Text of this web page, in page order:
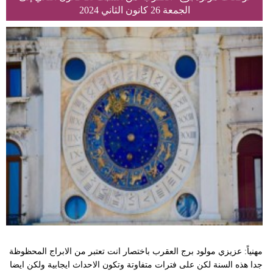
الجمعة 26 كانون الثاني 2024
مهنياً: عزيزي مولود برج العقرب باختصار انت تعتبر من الابراج المحظوظة
جدا هذه السنة لكن على فترات متفاوتة وتكون الاحداث ايجابية ولكن ايضا